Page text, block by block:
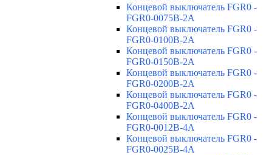
Концевой выключатель FGR0 -
FGR0-0075B-2A
Концевой выключатель FGR0 -
FGR0-0100B-2A
Концевой выключатель FGR0 -
FGR0-0150B-2A
Концевой выключатель FGR0 -
FGR0-0200B-2A
Концевой выключатель FGR0 -
FGR0-0400B-2A
Концевой выключатель FGR0 -
FGR0-0012B-4A
Концевой выключатель FGR0 -
FGR0-0025B-4A